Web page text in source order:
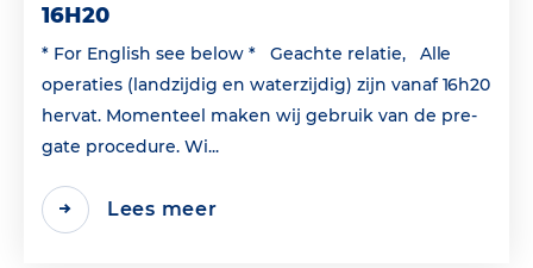
16H20
* For English see below * Geachte relatie, Alle
operaties (landzijdig en waterzijdig) zijn vanaf 16h20
hervat. Momenteel maken wij gebruik van de pre-
gate procedure. Wi...
Lees meer